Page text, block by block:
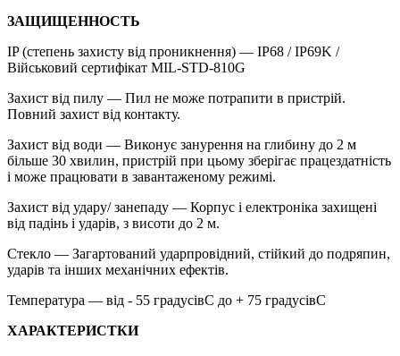
ЗАЩИЩЕННОСТЬ
IP (степень захисту від проникнення) — IP68 / IP69K /
Військовий сертифікат MIL-STD-810G
Захист від пилу — Пил не може потрапити в пристрій.
Повний захист від контакту.
Захист від води — Виконує занурення на глибину до 2 м
більше 30 хвилин, пристрій при цьому зберігає працездатність
і може працювати в завантаженому режимі.
Захист від удару/ занепаду — Корпус і електроніка захищені
від падінь і ударів, з висоти до 2 м.
Стекло — Загартований ударпровідний, стійкий до подряпин,
ударів та інших механічних ефектів.
Температура — від - 55 градусівC до + 75 градусівC
ХАРАКТЕРИСТКИ